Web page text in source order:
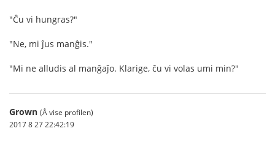
"Ĉu vi hungras?"
"Ne, mi ĵus manĝis."
"Mi ne alludis al manĝaĵo. Klarige, ĉu vi volas umi min?"
Grown (Å vise profilen)
2017 8 27 22:42:19